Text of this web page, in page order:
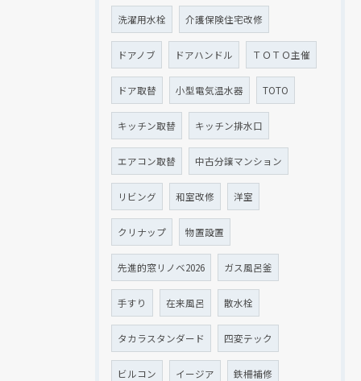
洗濯用水栓 介護保険住宅改修
ドアノブ ドアハンドル ＴＯＴＯ主催
ドア取替 小型電気温水器 TOTO
キッチン取替 キッチン排水口
エアコン取替 中古分譲マンション
リビング 和室改修 洋室
クリナップ 物置設置
先進的窓リノベ2026 ガス風呂釜
手すり 在来風呂 散水栓
タカラスタンダード 四変テック
ビルコン イージア 鉄柵補修